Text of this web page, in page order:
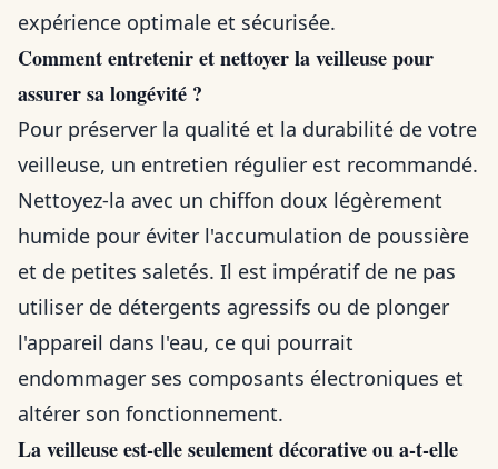
expérience optimale et sécurisée.
Comment entretenir et nettoyer la veilleuse pour
assurer sa longévité ?
Pour préserver la qualité et la durabilité de votre
veilleuse, un entretien régulier est recommandé.
Nettoyez-la avec un chiffon doux légèrement
humide pour éviter l'accumulation de poussière
et de petites saletés. Il est impératif de ne pas
utiliser de détergents agressifs ou de plonger
l'appareil dans l'eau, ce qui pourrait
endommager ses composants électroniques et
altérer son fonctionnement.
La veilleuse est-elle seulement décorative ou a-t-elle